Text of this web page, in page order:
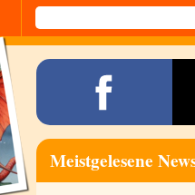
Meistgelesene